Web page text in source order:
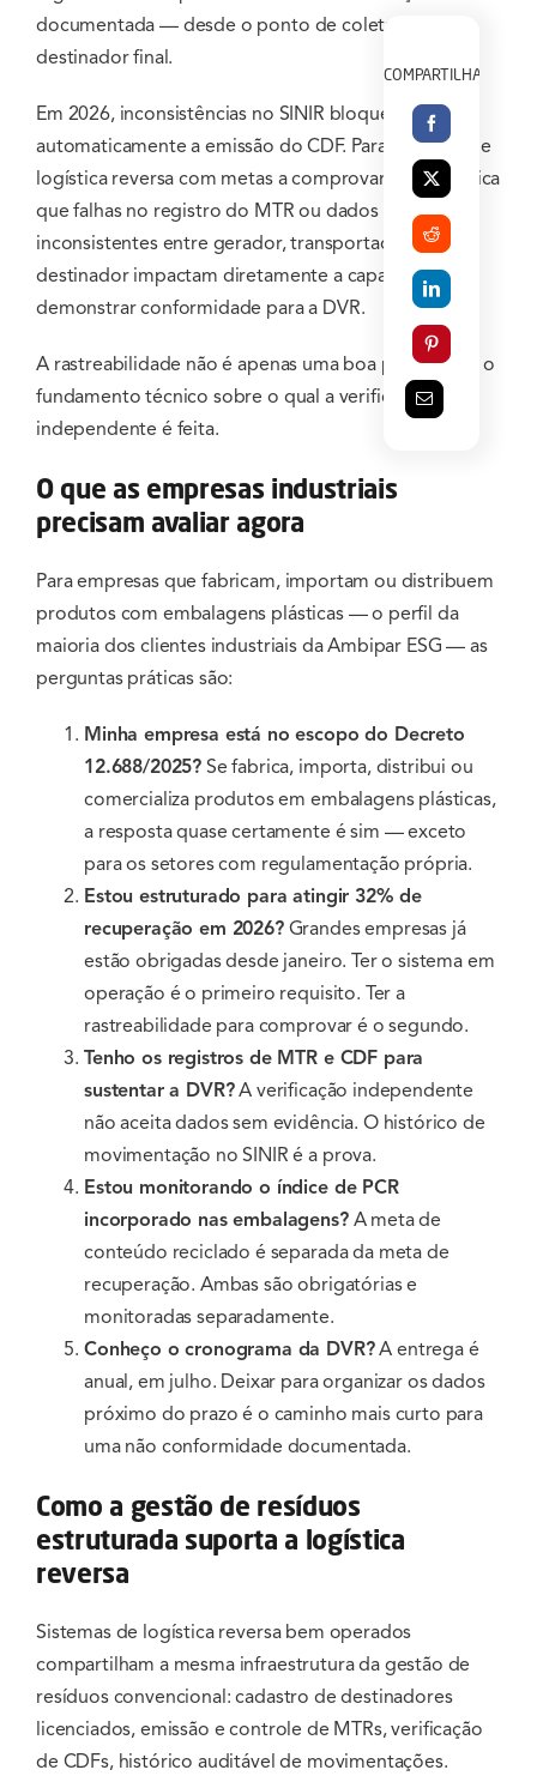
documentada — desde o ponto de coleta até o
destinador final.
Em 2026, inconsistências no SINIR bloqueiam
automaticamente a emissão do CDF. Para sistemas de
logística reversa com metas a comprovar, isso significa
que falhas no registro do MTR ou dados
inconsistentes entre gerador, transportador e
destinador impactam diretamente a capacidade de
demonstrar conformidade para a DVR.
A rastreabilidade não é apenas uma boa prática — é o
fundamento técnico sobre o qual a verificação
independente é feita.
O que as empresas industriais
precisam avaliar agora
Para empresas que fabricam, importam ou distribuem
produtos com embalagens plásticas — o perfil da
maioria dos clientes industriais da Ambipar ESG — as
perguntas práticas são:
Minha empresa está no escopo do Decreto
12.688/2025? Se fabrica, importa, distribui ou
comercializa produtos em embalagens plásticas,
a resposta quase certamente é sim — exceto
para os setores com regulamentação própria.
Estou estruturado para atingir 32% de
recuperação em 2026?Grandes empresas já
estão obrigadas desde janeiro. Ter o sistema em
operação é o primeiro requisito. Ter a
rastreabilidade para comprovar é o segundo.
Tenho os registros de MTR e CDF para
sustentar a DVR?A verificação independente
não aceita dados sem evidência. O histórico de
movimentação no SINIR é a prova.
Estou monitorando o índice de PCR
incorporado nas embalagens?A meta de
conteúdo reciclado é separada da meta de
recuperação. Ambas são obrigatórias e
monitoradas separadamente.
Conheço o cronograma da DVR?A entrega é
anual, em julho. Deixar para organizar os dados
próximo do prazo é o caminho mais curto para
uma não conformidade documentada.
Como a gestão de resíduos
estruturada suporta a logística
reversa
Sistemas de logística reversa bem operados
compartilham a mesma infraestrutura da gestão de
resíduos convencional: cadastro de destinadores
licenciados, emissão e controle de MTRs, verificação
de CDFs, histórico auditável de movimentações.
COMPARTILHAR